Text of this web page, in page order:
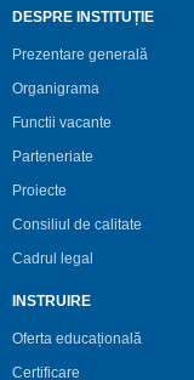
DESPRE INSTITUȚIE
Prezentare generală
Organigrama
Functii vacante
Parteneriate
Proiecte
Consiliul de calitate
Cadrul legal
INSTRUIRE
Oferta educațională
Certificare